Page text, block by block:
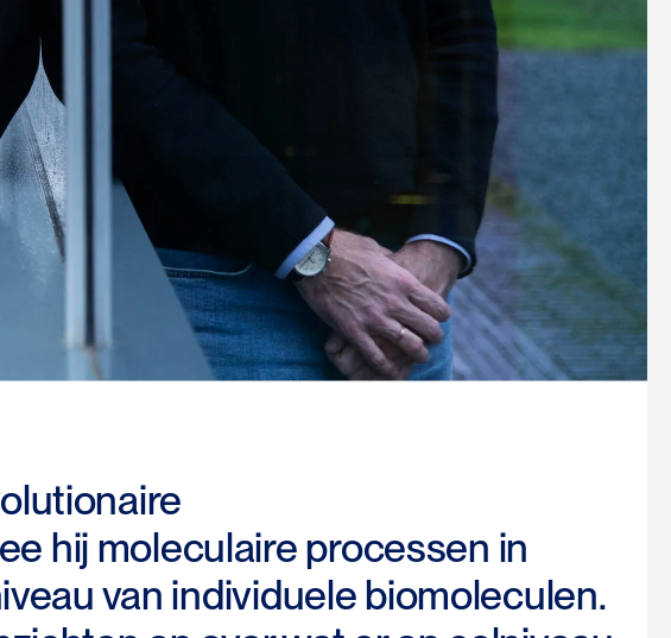
hij moleculaire processen in
van individuele biomoleculen.